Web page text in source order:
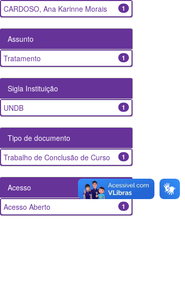
1
CARDOSO, Ana Karinne Morais
Assunto
1
Tratamento
Sigla Instituição
1
UNDB
Tipo de documento
1
Trabalho de Conclusão de Curso
Acesso
1
Acesso Aberto